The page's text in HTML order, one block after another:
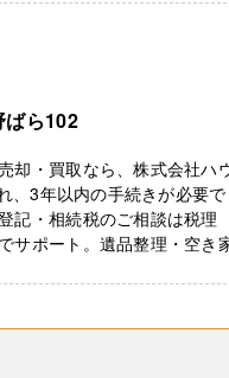
ばら102
却・買取なら、株式会社ハ
、3年以内の手続きが必要で
記・相続税のご相談は税理
サポート。遺品整理・空き